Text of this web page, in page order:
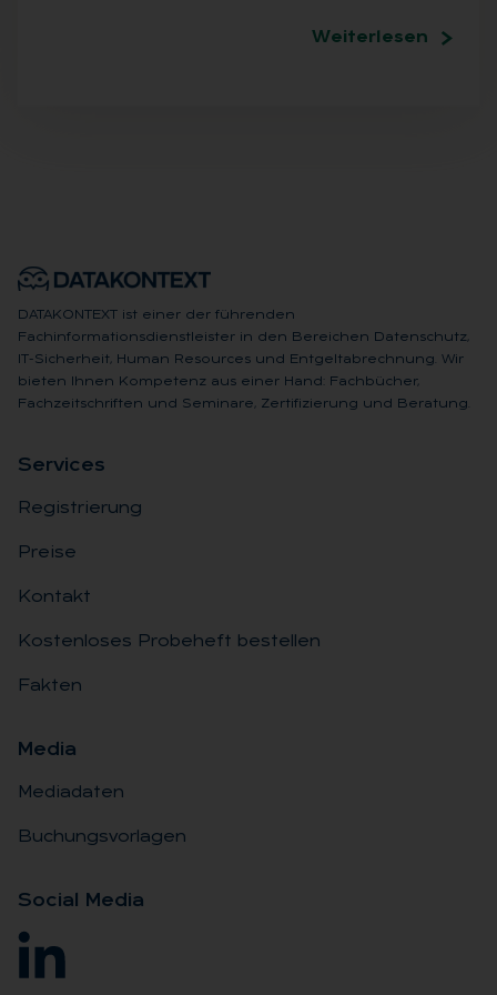
Weiterlesen
DATAKONTEXT ist einer der führenden
Fachinformationsdienstleister in den Bereichen Datenschutz,
IT-Sicherheit, Human Resources und Entgeltabrechnung. Wir
bieten Ihnen Kompetenz aus einer Hand: Fachbücher,
Fachzeitschriften und Seminare, Zertifizierung und Beratung.
Ser­vices
Registrierung
Preise
Kontakt
Kostenloses Probeheft bestellen
Fakten
Me­dia
Mediadaten
Buchungsvorlagen
So­ci­al Me­dia